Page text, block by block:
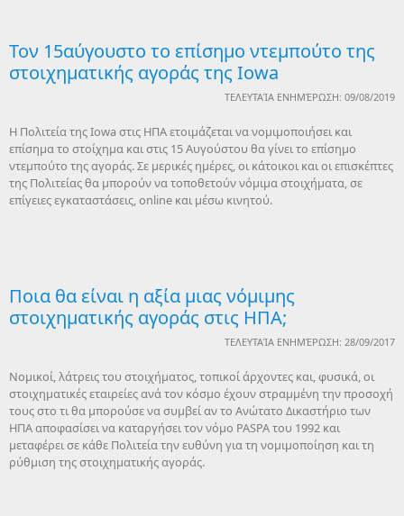
Τον 15αύγουστο το επίσημο ντεμπούτο της
στοιχηματικής αγοράς της Iowa
ΤΕΛΕΥΤΑΊΑ ΕΝΗΜΈΡΩΣΗ: 09/08/2019
Η Πολιτεία της Iowa στις ΗΠΑ ετοιμάζεται να νομιμοποιήσει και
επίσημα το στοίχημα και στις 15 Αυγούστου θα γίνει το επίσημο
ντεμπούτο της αγοράς. Σε μερικές ημέρες, οι κάτοικοι και οι επισκέπτες
της Πολιτείας θα μπορούν να τοποθετούν νόμιμα στοιχήματα, σε
επίγειες εγκαταστάσεις, online και μέσω κινητού.
Ποια θα είναι η αξία μιας νόμιμης
στοιχηματικής αγοράς στις ΗΠΑ;
ΤΕΛΕΥΤΑΊΑ ΕΝΗΜΈΡΩΣΗ: 28/09/2017
Νομικοί, λάτρεις του στοιχήματος, τοπικοί άρχοντες και, φυσικά, οι
στοιχηματικές εταιρείες ανά τον κόσμο έχουν στραμμένη την προσοχή
τους στο τι θα μπορούσε να συμβεί αν το Ανώτατο Δικαστήριο των
ΗΠΑ αποφασίσει να καταργήσει τον νόμο PASPA του 1992 και
μεταφέρει σε κάθε Πολιτεία την ευθύνη για τη νομιμοποίηση και τη
ρύθμιση της στοιχηματικής αγοράς.